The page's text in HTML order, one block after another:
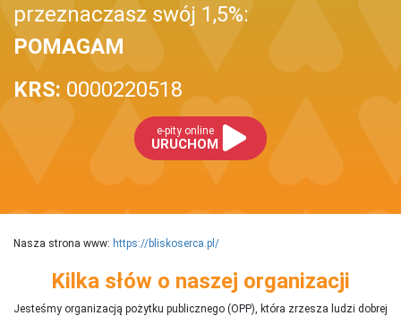
przeznaczasz swój 1,5%:
POMAGAM
KRS: 0000220518
e-pity online
URUCHOM
Nasza strona www: https://bliskoserca.pl/
Kilka słów o naszej organizacji
Jesteśmy organizacją pożytku publicznego (OPP), która zrzesza ludzi dobrej